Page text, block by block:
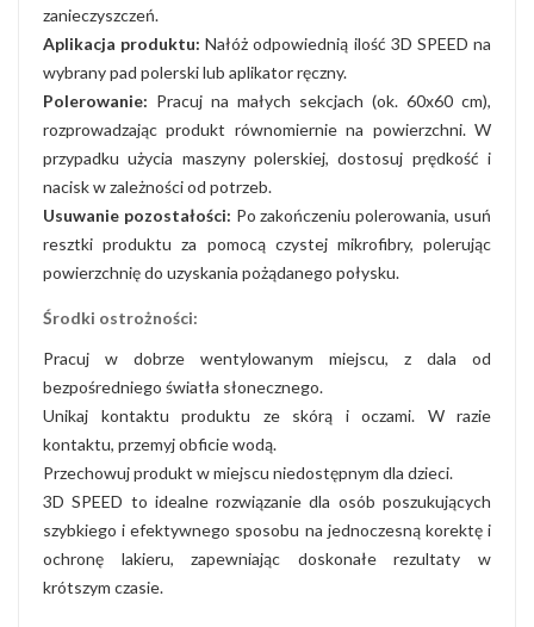
zanieczyszczeń.​
Aplikacja produktu: Nałóż odpowiednią ilość 3D SPEED na
wybrany pad polerski lub aplikator ręczny.​
Polerowanie: Pracuj na małych sekcjach (ok. 60x60 cm),
rozprowadzając produkt równomiernie na powierzchni. W
przypadku użycia maszyny polerskiej, dostosuj prędkość i
nacisk w zależności od potrzeb.​
Usuwanie pozostałości: Po zakończeniu polerowania, usuń
resztki produktu za pomocą czystej mikrofibry, polerując
powierzchnię do uzyskania pożądanego połysku.​
Środki ostrożności:
Pracuj w dobrze wentylowanym miejscu, z dala od
bezpośredniego światła słonecznego.​
Unikaj kontaktu produktu ze skórą i oczami. W razie
kontaktu, przemyj obficie wodą.​
Przechowuj produkt w miejscu niedostępnym dla dzieci.​
3D SPEED to idealne rozwiązanie dla osób poszukujących
szybkiego i efektywnego sposobu na jednoczesną korektę i
ochronę lakieru, zapewniając doskonałe rezultaty w
krótszym czasie.